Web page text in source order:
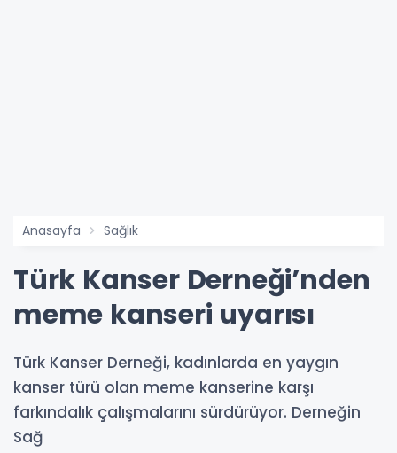
Anasayfa Sağlık
Türk Kanser Derneği’nden
meme kanseri uyarısı
Türk Kanser Derneği, kadınlarda en yaygın
kanser türü olan meme kanserine karşı
farkındalık çalışmalarını sürdürüyor. Derneğin
Sağ